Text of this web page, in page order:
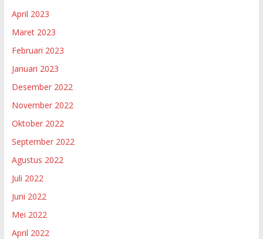
April 2023
Maret 2023
Februari 2023
Januari 2023
Desember 2022
November 2022
Oktober 2022
September 2022
Agustus 2022
Juli 2022
Juni 2022
Mei 2022
April 2022